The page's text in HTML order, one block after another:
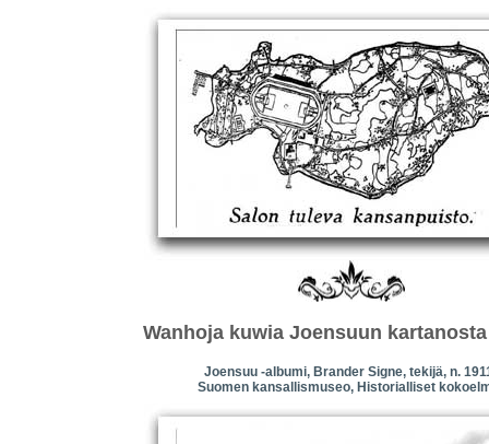
Wanhoja kuwia Joensuun kartanosta
Joensuu -albumi, Brander Signe, tekijä, n.
Suomen kansallismuseo, Historialliset